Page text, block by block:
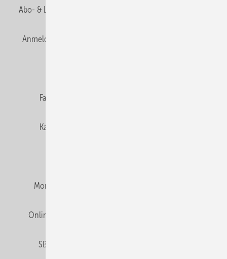
Abo- & Leserservice
Anmelden
Fachbeiträge
Karriere bei Gentner
Montagezeiten Heizung
Online Mediadaten
SBZ abonnieren